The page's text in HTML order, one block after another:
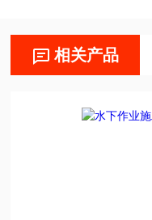
相关产品